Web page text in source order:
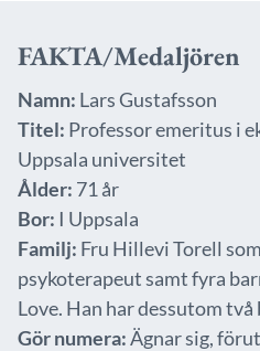
FAKTA/Medaljören
Namn: Lars Gustafsson
Titel: Professor emeritus i
Uppsala universitet
Ålder: 71 år
Bor: I Uppsala
Familj: Fru Hillevi Torell
psykoterapeut samt fyra
Love. Han har dessutom
Gör numera:Ägnar sig,